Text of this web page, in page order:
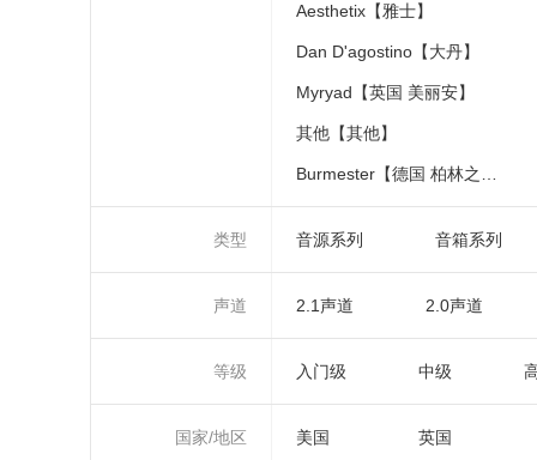
Aesthetix【雅士】
Dan D'agostino【大丹】
Myryad【英国 美丽安】
其他【其他】
类型 音源系列 音箱系列
声道 2.1声道 2.0声道
等级 入门级 中级
国家/地区 美国 英国